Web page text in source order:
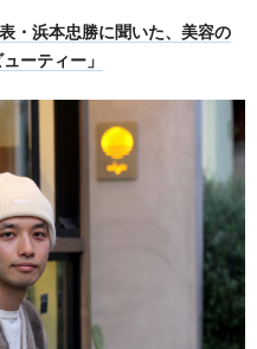
・浜本忠勝に聞いた、美容の
ーティー」